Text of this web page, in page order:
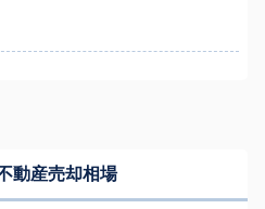
動産売却相場